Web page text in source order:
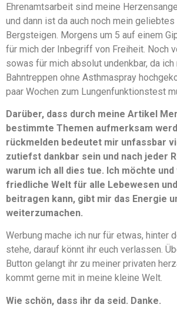
Ehrenamtsarbeit sind meine
und dann ist da auch noch mein
Bergsteigen. Morgens um 5 auf einem
für mich der Inbegriff von Freiheit. Noch
sowas für mich absolut undenkbar, da ich
Bahntreppen ohne Asthmaspray
paar Wochen zum Lungenfunktionstest
Darüber, dass durch meine Artikel
bestimmte Themen aufmerksam
rückmelden bedeutet mir unfassbar
zutiefst dankbar sein und nach jeder
warum ich all dies tue. Ich möchte
friedliche Welt für alle Lebewesen
beitragen kann, gibt mir das Energie
weiterzumachen.
Werbung mache ich nur für etwas, hinter
stehe, darauf könnt ihr euch verlassen.
Button gelangt ihr zu meiner privaten
kommt gerne mit in meine kleine Welt.
Wie schön, dass ihr da seid. Danke.